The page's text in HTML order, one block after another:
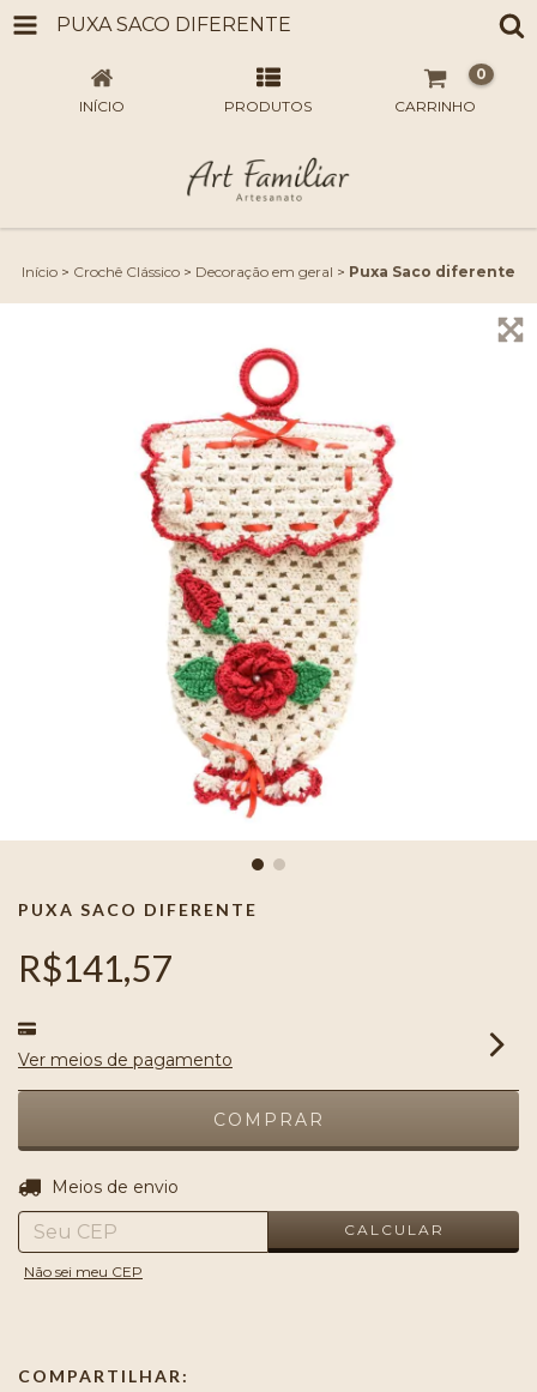
PUXA SACO DIFERENTE
INÍCIO PRODUTOS CARRINHO
0
Início > Crochê Clássico > Decoração em geral > Puxa Saco diferente
PUXA SACO DIFERENTE
R$141,57
Ver meios de pagamento
Entregas para o CEP:
Meios de envio
CALCULAR
Não sei meu CEP
COMPARTILHAR: